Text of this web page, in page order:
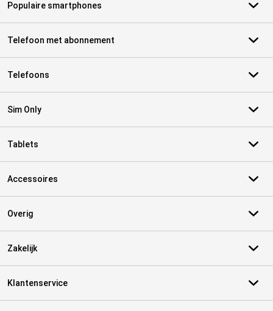
Populaire smartphones
Telefoon met abonnement
Telefoons
Sim Only
Tablets
Accessoires
Overig
Zakelijk
Klantenservice